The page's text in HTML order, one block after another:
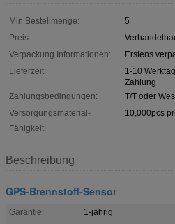
Min Bestellmenge:
5
Preis:
Verpackung Informationen:
Erstens
Lieferzeit:
1-10
Zahlung
Zahlungsbedingungen:
T/T oder
Versorgungsmaterial-
Fähigkeit:
10,000pcs
Beschreibung
GPS-Brennstoff-Sensor
Garantie:
1-jährig